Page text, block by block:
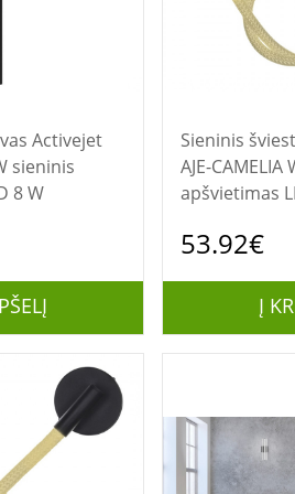
sieninis
8 W
Sieninis šviestuvas
AJE-
apšvietimas
53.92€
Į